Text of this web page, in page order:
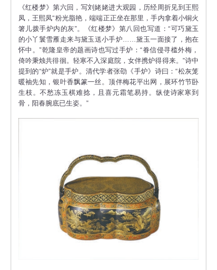
《红楼梦》第六回，写刘姥姥进大观园，历经周折见到王熙
凤，王熙凤“粉光脂艳，端端正正坐在那里，手内拿着小铜火
箸儿拨手炉内的灰”。《红楼梦》第八回也写道：“可巧黛玉
的小丫鬟雪雁走来与黛玉送小手炉……黛玉一面接了，抱在
怀中。”乾隆皇帝的题画诗也写过手炉：“眷信侵寻槛外梅，
倚吟秉烛共徘徊。轻寒不入深庭院，女伴携炉得得来。”诗中
提到的“炉”就是手炉。清代学者张劭《手炉》诗曰：“松灰笼
暖袖先知，银叶香飘篆一丝。顶伴梅花平出网，展环竹节卧
生枝。不愁冻玉棋难捻，且喜元霜笔易持。纵使诗家寒到
骨，阳春腕底已生姿。”